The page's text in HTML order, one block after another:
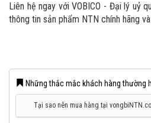
Liên hệ ngay với VOBICO - Đại lý uỷ
thông tin sản phẩm NTN chính hãng
Những thắc mắc khách hàng thường
Tại sao nên mua hàng tại